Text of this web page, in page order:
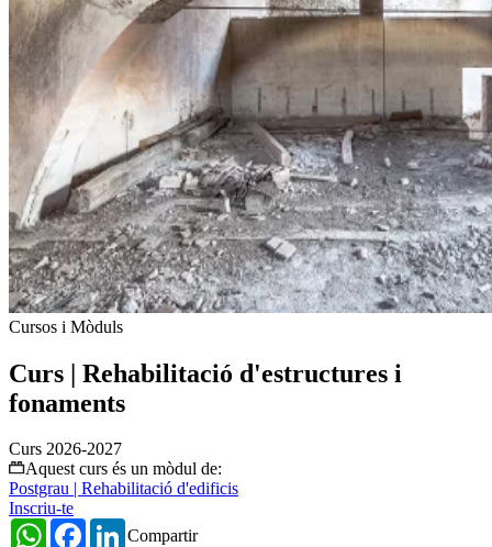
Cursos i Mòduls
Curs | Rehabilitació d'estructures i
fonaments
Curs 2026-2027
Aquest curs és un mòdul de:
Postgrau | Rehabilitació d'edificis
Inscriu-te
Compartir
WhatsAppFacebookLinkedIn